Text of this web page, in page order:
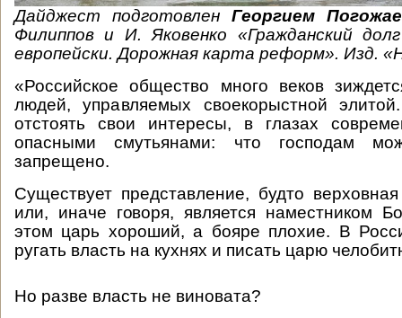
Дайджест подготовлен Георгием
Филиппов и И. Яковенко «Гражданский
европейски. Дорожная карта реформ». Изд.
«Российское общество много веков
людей, управляемых своекорыстной
отстоять свои интересы, в глазах
опасными смутьянами: что господам
запрещено.
Существует представление, будто
или, иначе говоря, является наместником
этом царь хороший, а бояре плохие. В
ругать власть на кухнях и писать царю
Но разве власть не виновата?